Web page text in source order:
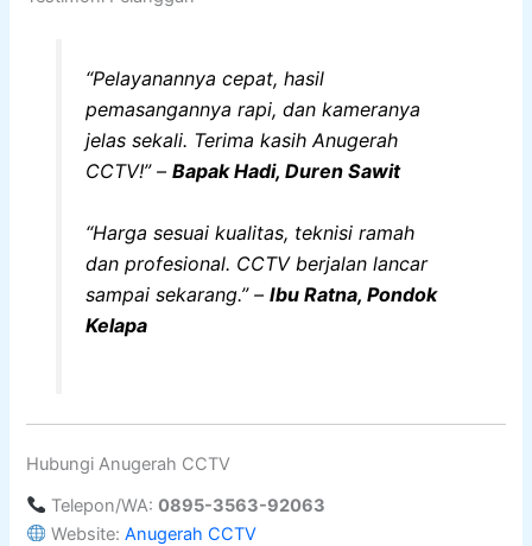
“Pelayanannya cepat, hasil
pemasangannya rapi, dan kameranya
jelas sekali. Terima kasih Anugerah
CCTV!” – Bapak Hadi, Duren Sawit
“Harga sesuai kualitas, teknisi ramah
dan profesional. CCTV berjalan lancar
sampai sekarang.” – Ibu Ratna, Pondok
Kelapa
Hubungi Anugerah CCTV
Telepon/WA:0895-3563-92063
Website:Anugerah CCTV